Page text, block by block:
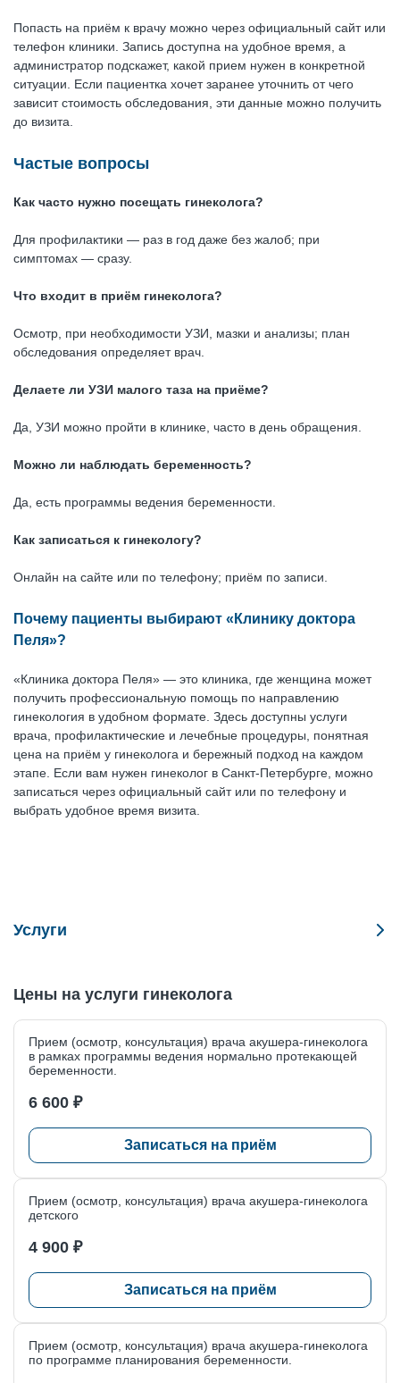
Попасть на приём к врачу можно через официальный сайт или
телефон клиники. Запись доступна на удобное время, а
администратор подскажет, какой прием нужен в конкретной
ситуации. Если пациентка хочет заранее уточнить от чего
зависит стоимость обследования, эти данные можно получить
до визита.
Частые вопросы
Как часто нужно посещать гинеколога?
Для профилактики — раз в год даже без жалоб; при
симптомах — сразу.
Что входит в приём гинеколога?
Осмотр, при необходимости УЗИ, мазки и анализы; план
обследования определяет врач.
Делаете ли УЗИ малого таза на приёме?
Да, УЗИ можно пройти в клинике, часто в день обращения.
Можно ли наблюдать беременность?
Да, есть программы ведения беременности.
Как записаться к гинекологу?
Онлайн на сайте или по телефону; приём по записи.
Почему пациенты выбирают «Клинику доктора
Пеля»?
«Клиника доктора Пеля» — это клиника, где женщина может
получить профессиональную помощь по направлению
гинекология в удобном формате. Здесь доступны услуги
врача, профилактические и лечебные процедуры, понятная
цена на приём у гинеколога и бережный подход на каждом
этапе. Если вам нужен гинеколог в Санкт-Петербурге, можно
записаться через официальный сайт или по телефону и
выбрать удобное время визита.
Услуги
Аугментация точки G
Введение влагалищного пессария
Горячие обертывание
Детский гинеколог
Дефлорация
Интимная контурная пластика
Коррекция возрастных изменений в области гениталий
Лазерная деструкция эктопии шейки матки
Лечение вульвовагинальной атрофии
Лечение вульводинии
Цены на услуги гинеколога
Прием (осмотр, консультация) врача акушера-гинеколога
в рамках программы ведения нормально протекающей
беременности.
6 600 ₽
Записаться на приём
Прием (осмотр, консультация) врача акушера-гинеколога
детского
4 900 ₽
Записаться на приём
Прием (осмотр, консультация) врача акушера-гинеколога
по программе планирования беременности.